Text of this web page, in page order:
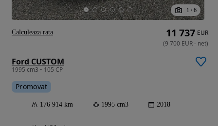
1 / 6
Ford CUSTOM
1995 cm3 • 105 CP
Promovat
176 914 km 1995 cm3 2018
11 737 EUR
(9 700 EUR- net)
Calculeaza rata